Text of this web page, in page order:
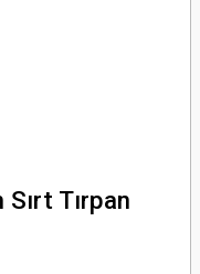
Tırpan